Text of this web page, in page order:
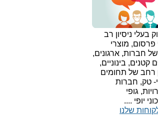
בעלי ניסיון רב
מוצרי
חברות, ארגונים,
קטנים, בינוניים,
רחב של תחומים
טק, חברות
גופי
יופי ....
שלנו